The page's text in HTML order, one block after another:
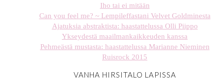
Iho tai ei mitään
Can you feel me? ~ Lempileffastani Velvet Goldminesta
Ajatuksia abstraktista: haastattelussa Olli Piippo
Ykseydestä maailmankaikkeuden kanssa
Pehmeästä mustasta: haastattelussa Marianne Nieminen
Ruisrock 2015
VANHA HIRSITALO LAPISSA